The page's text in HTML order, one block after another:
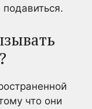
подавиться.
что они